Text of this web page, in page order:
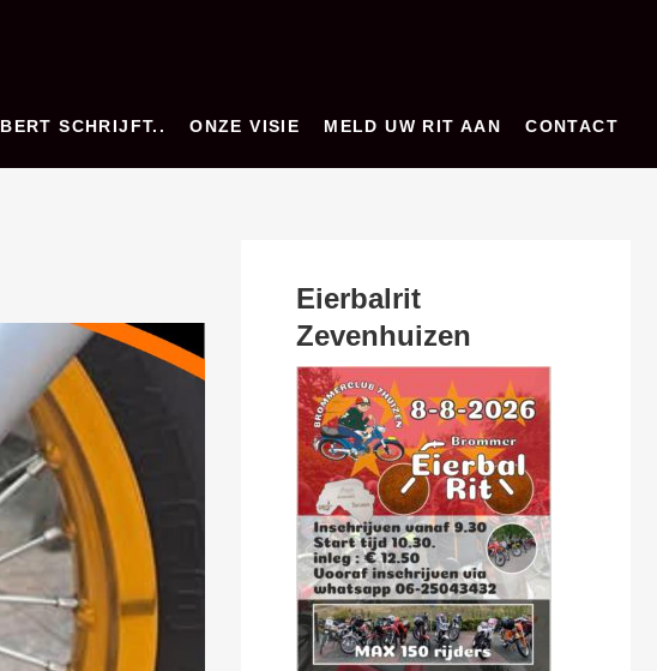
BERT SCHRIJFT.. ONZE VISIE MELD UW RIT AAN CONTACT
Eierbalrit
Zevenhuizen